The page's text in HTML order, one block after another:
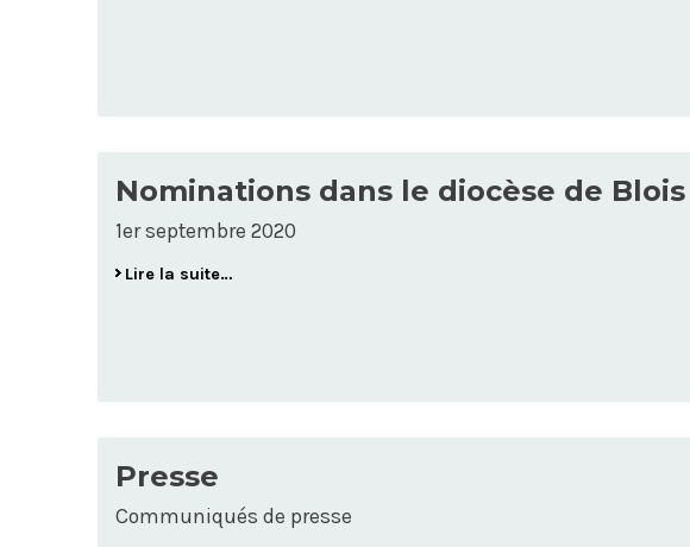
Nominations dans le diocèse de Blois
1er septembre 2020
Lire la suite…
Presse
Communiqués de presse